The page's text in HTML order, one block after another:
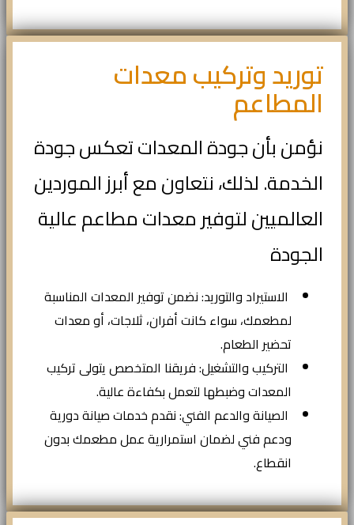
توريد وتركيب معدات
المطاعم
نؤمن بأن جودة المعدات تعكس جودة
الخدمة. لذلك، نتعاون مع أبرز الموردين
العالميين لتوفير معدات مطاعم عالية
الجودة
الاستيراد والتوريد: نضمن توفير المعدات المناسبة
لمطعمك، سواء كانت أفران، ثلاجات، أو معدات
تحضير الطعام.
التركيب والتشغيل: فريقنا المتخصص يتولى تركيب
المعدات وضبطها لتعمل بكفاءة عالية.
الصيانة والدعم الفني: نقدم خدمات صيانة دورية
ودعم فني لضمان استمرارية عمل مطعمك بدون
انقطاع.